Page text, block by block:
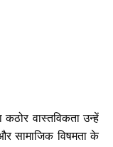
वास्तविकता उन्हें
सामाजिक विषमता के